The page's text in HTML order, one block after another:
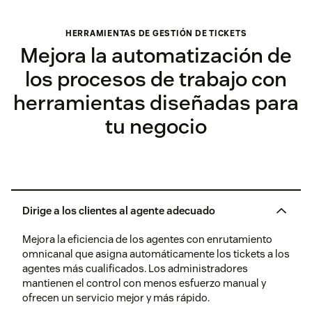
HERRAMIENTAS DE GESTIÓN DE TICKETS
Mejora la automatización de
los procesos de trabajo con
herramientas diseñadas para
tu negocio
Dirige a los clientes al agente adecuado
Mejora la eficiencia de los agentes con enrutamiento
omnicanal que asigna automáticamente los tickets a los
agentes más cualificados. Los administradores
mantienen el control con menos esfuerzo manual y
ofrecen un servicio mejor y más rápido.